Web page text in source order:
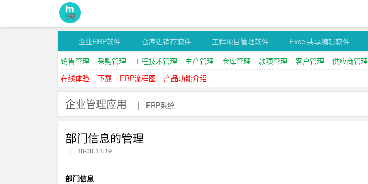
企业ERP软件 仓库进销存软件 工程项目管理软件 Excel共享编辑软件
销售管理
采购管理 工程技术管理 生产管理 仓库管理 款项管理 客户管理
供应商管理
在线体验
下载 ERP流程图 产品功能介绍
企业管理应用 | ERP系统
部门信息的管理
| 10-30 11:19
部门信息